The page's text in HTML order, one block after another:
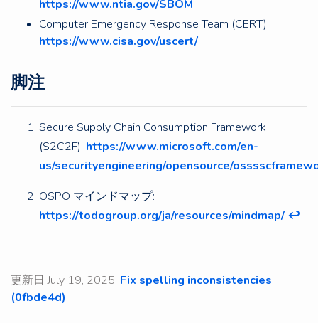
https://www.ntia.gov/SBOM
Computer Emergency Response Team (CERT):
https://www.cisa.gov/uscert/
脚注
Secure Supply Chain Consumption Framework
(S2C2F): https://www.microsoft.com/en-
us/securityengineering/opensource/
OSPO マインドマップ:
https://todogroup.org/ja/resources/mindmap/ ↩︎
更新日 July 19, 2025: Fix spelling inconsistencies
(0fbde4d)